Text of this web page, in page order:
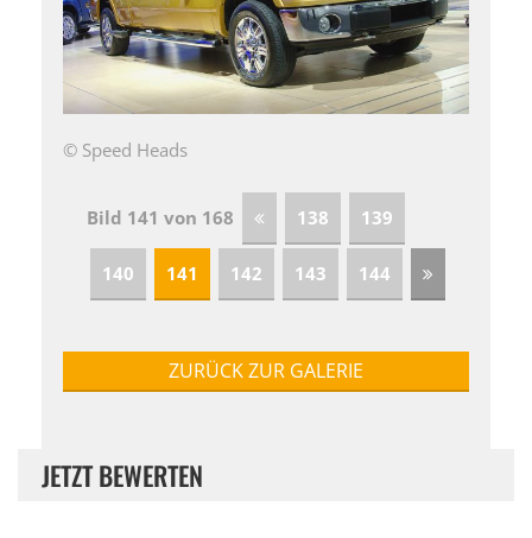
© Speed Heads
Bild 141 von 168 138 139
140 141 142 143 144
ZURÜCK ZUR GALERIE
JETZT BEWERTEN